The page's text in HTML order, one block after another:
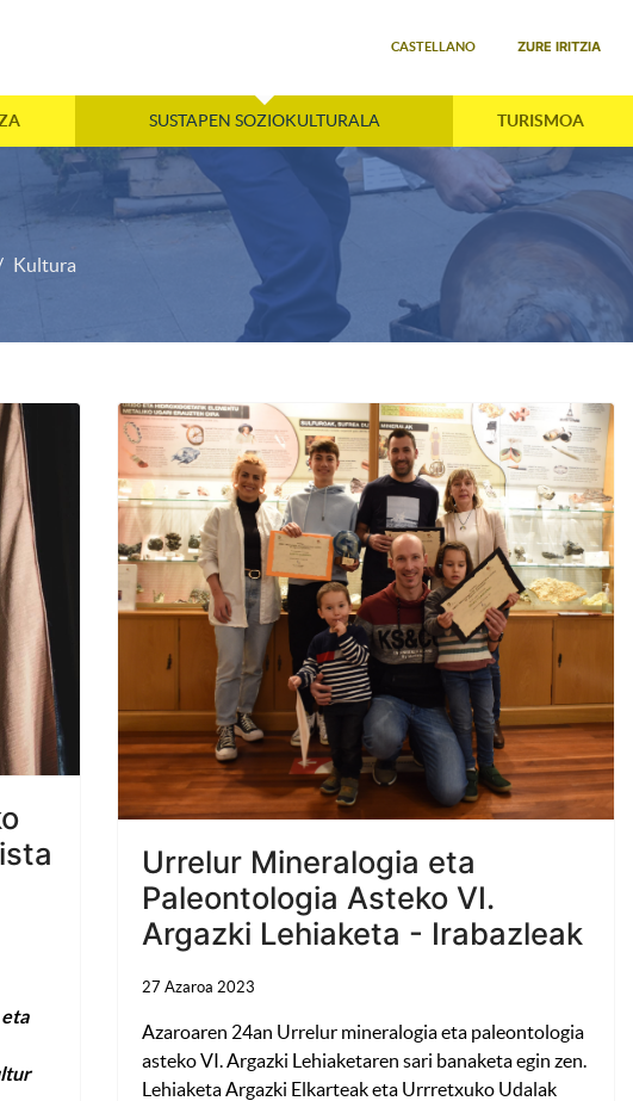
CASTELLANO ZURE IRITZIA
SUSTAPEN SOZIOKULTURALA TURISMOA
Kultura
Urrelur Mineralogia eta
Paleontologia Asteko VI.
Argazki Lehiaketa - Irabazleak
27 Azaroa 2023
Azaroaren 24an Urrelur mineralogia eta paleontologia
asteko VI. Argazki Lehiaketaren sari banaketa egin zen.
Lehiaketa Argazki Elkarteak eta Urrretxuko Udalak